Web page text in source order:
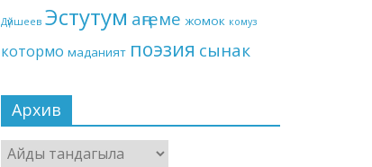
Дүйшеев Эстутум аңгеме жомок комуз
котормо маданият поэзия сынак
Архив
Архив